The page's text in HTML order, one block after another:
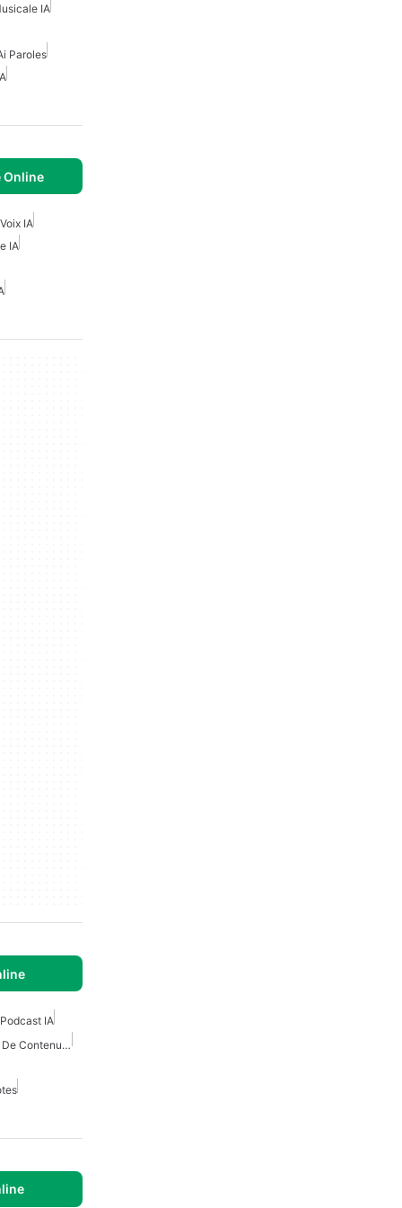
IA
Paroles
Online
IA
IA
IA
Applications De Creation De Contenu Avec Intelligence Artificielle